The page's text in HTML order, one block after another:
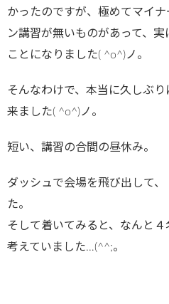
かったのですが、極めてマイ
ン講習が無いものがあって、
ことになりました( ^o^)ノ。
そんなわけで、本当に久しぶ
来ました( ^o^)ノ。
短い、講習の合間の昼休み。
ダッシュで会場を飛び出して
た。
そして着いてみると、なんと
考えていました…(^^;。